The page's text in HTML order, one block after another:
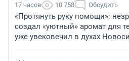
17 часов 10 758 Обсудить
«Протянуть руку помощи»:
создал «уютный» аромат для
уже увековечил в духах